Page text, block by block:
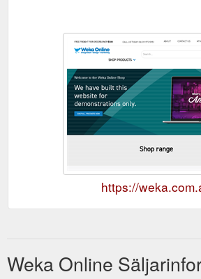
https://
Weka Online